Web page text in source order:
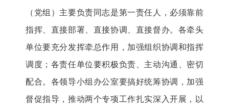
（党组）主要负责同志是第一责任人，必须靠前
指挥、直接部署、直接协调、直接督办。各牵头
单位要充分发挥牵总作用，加强组织协调和指挥
调度；各责任单位要积极负责、主动沟通、密切
配合。各领导小组办公室要搞好统筹协调，加强
督促指导，推动两个专项工作扎实深入开展，以